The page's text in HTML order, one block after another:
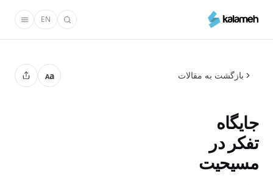
محتوای
EN
بازگشت به مقالات Aa
جایگاه
تفکر در
مسیحیت‌